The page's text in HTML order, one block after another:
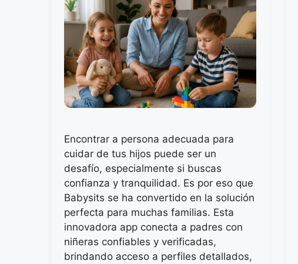
Encontrar a persona adecuada para
cuidar de tus hijos puede ser un
desafío, especialmente si buscas
confianza y tranquilidad. Es por eso que
Babysits se ha convertido en la solución
perfecta para muchas familias. Esta
innovadora app conecta a padres con
niñeras confiables y verificadas,
brindando acceso a perfiles detallados,